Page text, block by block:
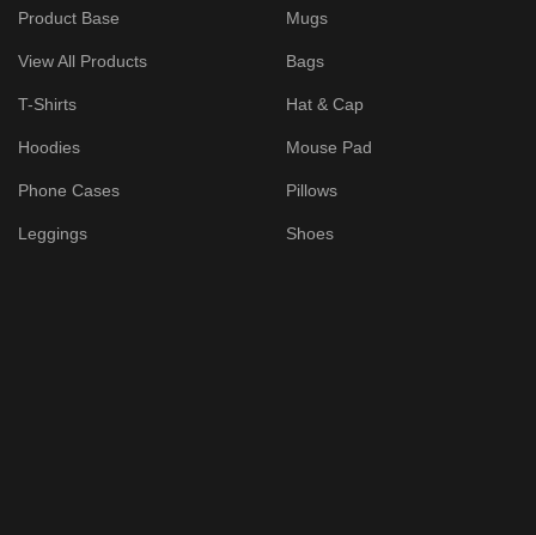
Product Base
View All Products
T-Shirts
Hoodies
Phone Cases
Leggings
Mugs
Bags
Hat & Cap
Mouse Pad
Pillows
Shoes